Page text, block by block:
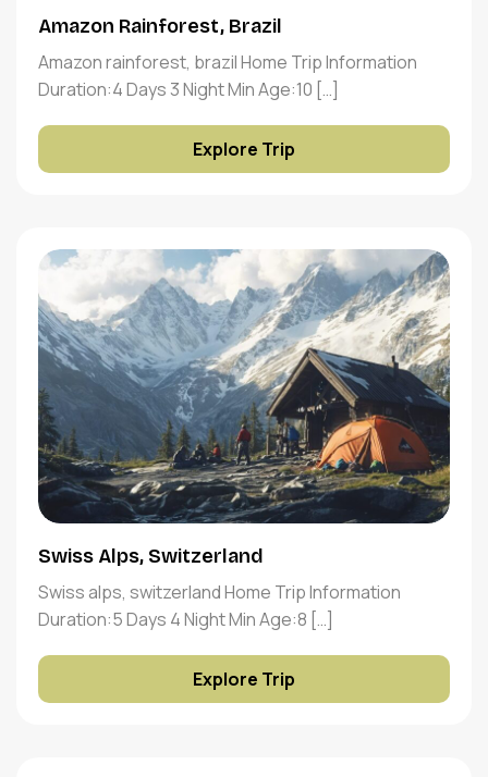
Amazon Rainforest, Brazil
Amazon rainforest, brazil Home Trip Information
Duration:4 Days 3 Night Min Age:10 […]
Explore Trip
Swiss Alps, Switzerland
Swiss alps, switzerland Home Trip Information
Duration:5 Days 4 Night Min Age:8 […]
Explore Trip